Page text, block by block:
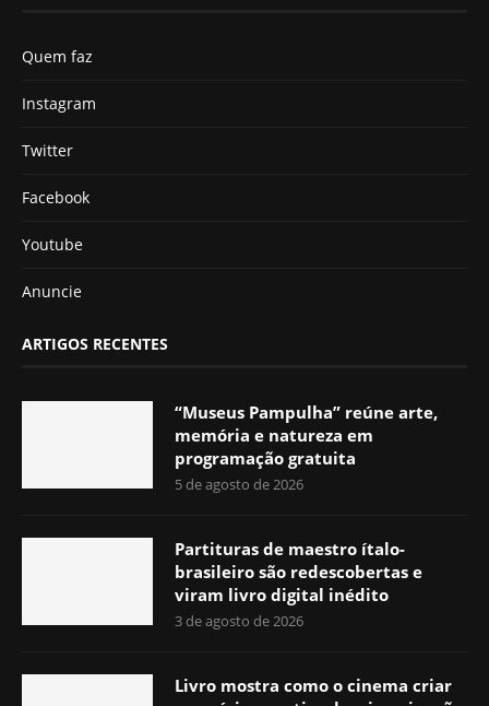
Quem faz
Instagram
Twitter
Facebook
Youtube
Anuncie
ARTIGOS RECENTES
“Museus Pampulha” reúne arte,
memória e natureza em
programação gratuita
5 de agosto de 2026
Partituras de maestro ítalo-
brasileiro são redescobertas e
viram livro digital inédito
3 de agosto de 2026
Livro mostra como o cinema criar